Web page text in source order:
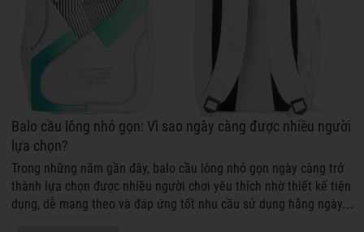
Balo cầu lông nhỏ gọn: Vì sao ngày càng được nhiều người
lựa chọn?
Trong những năm gần đây, balo cầu lông nhỏ gọn ngày càng trở
thành lựa chọn được nhiều người chơi yêu thích nhờ thiết kế tiện
dụng, dễ mang theo và đáp ứng tốt nhu cầu sử dụng hằng ngày.